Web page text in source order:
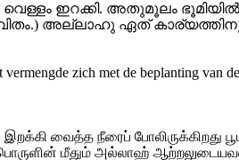
വെള്ളം ഇറക്കി. അതുമൂലം
അല്ലാഹു ഏത്
zich met de beplanting van
வைத்த நீரைப் போலிருக்கிறது
பொருளின் மீதும் அல்லாஹ்